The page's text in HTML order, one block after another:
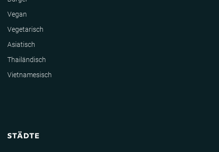
Vegan
Vegetarisch
Asiatisch
Thailändisch
Vietnamesisch
STÄDTE